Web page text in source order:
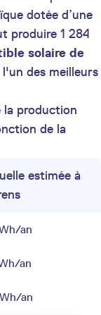
dotée d’une
produire 1 284
solaire de
des meilleurs
la production
de la
estimée à
an
an
an